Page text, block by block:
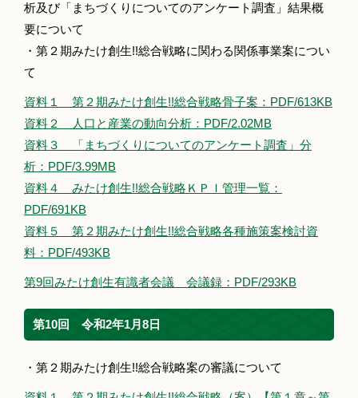
析及び「まちづくりについてのアンケート調査」結果概
要について
・第２期みたけ創生!!総合戦略に関わる関係事業案につい
て
資料１ 第２期みたけ創生!!総合戦略骨子案：PDF/613KB
資料２ 人口と産業の動向分析：PDF/2.02MB
資料３ 「まちづくりについてのアンケート調査」分
析：PDF/3.99MB
資料４ みたけ創生!!総合戦略ＫＰＩ管理一覧：
PDF/691KB
資料５ 第２期みたけ創生!!総合戦略各種施策案検討資
料：PDF/493KB
第9回みたけ創生有識者会議 会議録：PDF/293KB
第10回 令和2年1月8日
・第２期みたけ創生!!総合戦略案の審議について